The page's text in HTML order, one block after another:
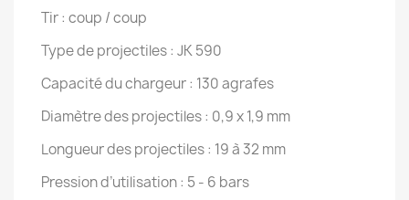
Tir : coup / coup
Type de projectiles : JK 590
Capacité du chargeur : 130 agrafes
Diamètre des projectiles : 0,9 x 1,9 mm
Longueur des projectiles : 19 à 32 mm
Pression d’utilisation : 5 - 6 bars